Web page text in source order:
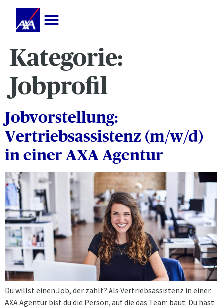
Kategorie:
Jobprofil
Jobvorstellung:
Vertriebsassistenz (m/w/d)
in einer AXA Agentur
Du willst einen Job, der zählt? Als Vertriebsassistenz in einer
AXA Agentur bist du die Person, auf die das Team baut. Du hast